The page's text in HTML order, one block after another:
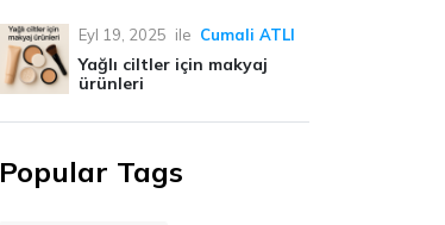
Eyl 19, 2025 ile Cumali ATLI
Yağlı ciltler için makyaj
ürünleri
Popular Tags